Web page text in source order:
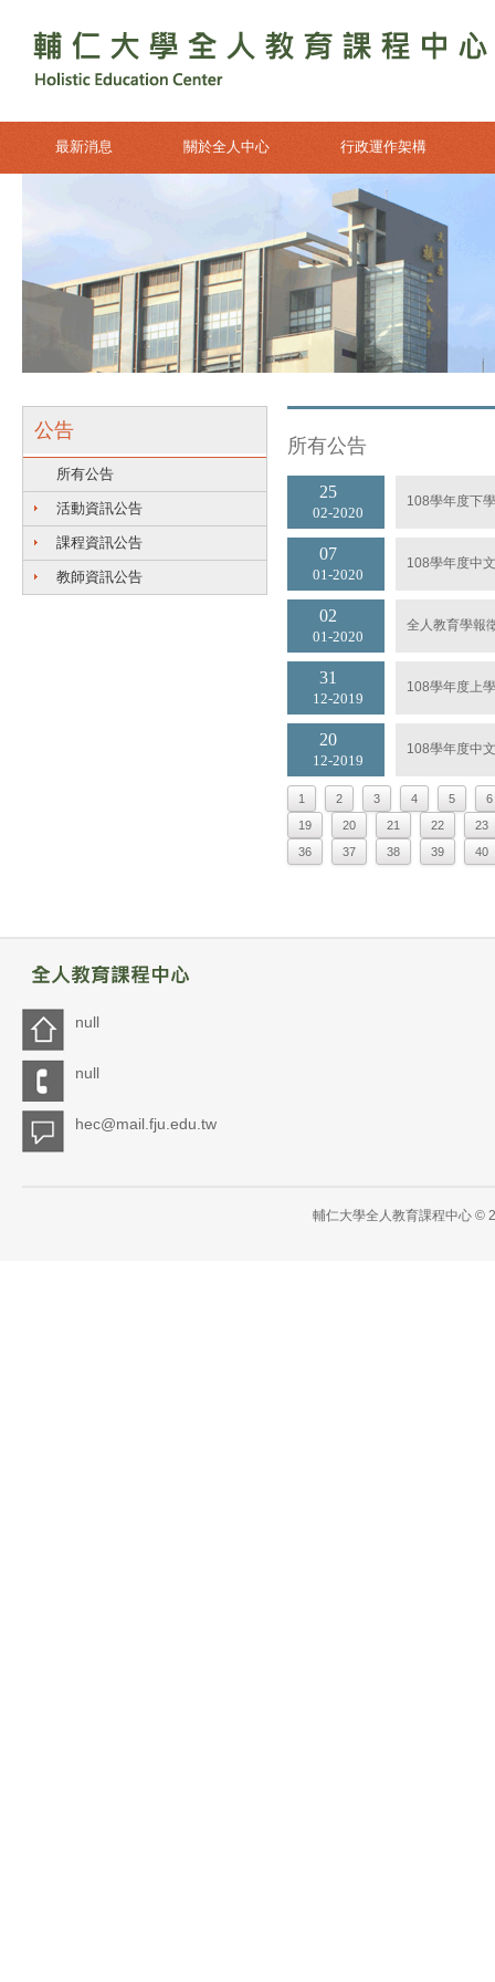
最新消息 關於全人中心 行政運作架構
公告
所有公告
活動資訊公告
課程資訊公告
教師資訊公告
所有公告
02 2020
25 108學年度下
01 2020
07 108學年度中
01 2020
02 全人教育學報
12 2019
31 108學年度上
12 2019
20 108學年度中
1 2 3 4 5
6
19
20 21 22
23
36
37 38 39 40
null
null
hec@mail.fju.edu.tw
輔仁大學全人教育課程中心 ©